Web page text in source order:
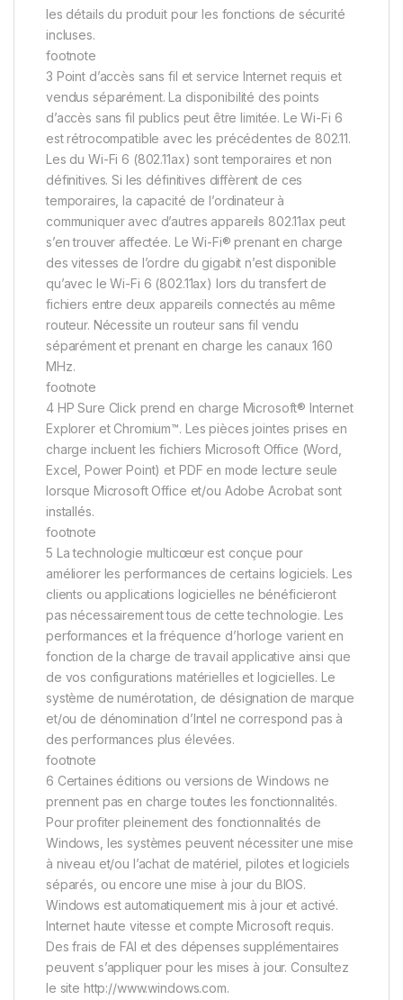
les détails du produit pour les fonctions de sécurité
incluses.
footnote
3 Point d’accès sans fil et service Internet requis et
vendus séparément. La disponibilité des points
d’accès sans fil publics peut être limitée. Le Wi-Fi 6
est rétrocompatible avec les précédentes de 802.11.
Les du Wi-Fi 6 (802.11ax) sont temporaires et non
définitives. Si les définitives diffèrent de ces
temporaires, la capacité de l’ordinateur à
communiquer avec d’autres appareils 802.11ax peut
s’en trouver affectée. Le Wi-Fi® prenant en charge
des vitesses de l’ordre du gigabit n’est disponible
qu’avec le Wi-Fi 6 (802.11ax) lors du transfert de
fichiers entre deux appareils connectés au même
routeur. Nécessite un routeur sans fil vendu
séparément et prenant en charge les canaux 160
MHz.
footnote
4 HP Sure Click prend en charge Microsoft® Internet
Explorer et Chromium™. Les pièces jointes prises en
charge incluent les fichiers Microsoft Office (Word,
Excel, Power Point) et PDF en mode lecture seule
lorsque Microsoft Office et/ou Adobe Acrobat sont
installés.
footnote
5 La technologie multicœur est conçue pour
améliorer les performances de certains logiciels. Les
clients ou applications logicielles ne bénéficieront
pas nécessairement tous de cette technologie. Les
performances et la fréquence d’horloge varient en
fonction de la charge de travail applicative ainsi que
de vos configurations matérielles et logicielles. Le
système de numérotation, de désignation de marque
et/ou de dénomination d’Intel ne correspond pas à
des performances plus élevées.
footnote
6 Certaines éditions ou versions de Windows ne
prennent pas en charge toutes les fonctionnalités.
Pour profiter pleinement des fonctionnalités de
Windows, les systèmes peuvent nécessiter une mise
à niveau et/ou l’achat de matériel, pilotes et logiciels
séparés, ou encore une mise à jour du BIOS.
Windows est automatiquement mis à jour et activé.
Internet haute vitesse et compte Microsoft requis.
Des frais de FAI et des dépenses supplémentaires
peuvent s’appliquer pour les mises à jour. Consultez
le site http://www.windows.com.